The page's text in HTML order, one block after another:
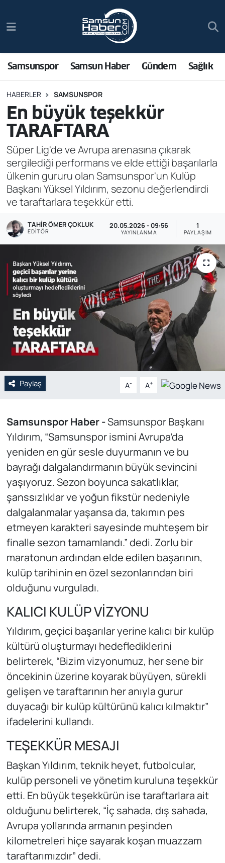
Samsunspor Samsun Haber Gündem Sağlık
HABERLER SAMSUNSPOR
En büyük teşekkür
TARAFTARA
Süper Lig'de ve Avrupa arenasına çıkarak
sergilediği performans ve elde ettiği başarılarla
ülkenin gururu olan Samsunspor'un Kulüp
Başkanı Yüksel Yıldırım, sezonu değerlendirdi
ve taraftarlara teşekkür etti.
TAHIR ÖMER ÇOKLUK
EDITÖR
20.05.2026 - 09:56
YAYINLANMA
1
PAYLAŞIM
Paylaş A- A+
Samsunspor Haber -Samsunspor Başkanı
Yıldırım, “Samsunspor ismini Avrupa’da
yeniden en gür sesle duyurmanın ve bu
bayrağı dalgalandırmanın büyük sevincini
yaşıyoruz. Sezon boyunca sakatlıklar,
şanssızlıklar ve yoğun fikstür nedeniyle
dalgalanmalar yaşansa da, takımın pes
etmeyen karakteri sayesinde muhteşem bir
finalle sezon tamamlandı.” dedi. Zorlu bir
maratonun ardından elde edilen başarının,
kulüp tarihinin en özel sezonlarından biri
olduğunu vurguladı.
KALICI KULÜP VİZYONU
Yıldırım, geçici başarılar yerine kalıcı bir kulüp
kültürü oluşturmayı hedeflediklerini
belirterek, “Bizim vizyonumuz, her sene bir
öncekinin üzerine koyarak büyüyen, sürekli
gelişen ve taraftarının her anıyla gurur
duyacağı bir kulüp kültürünü kalıcı kılmaktır”
ifadelerini kullandı.
TEŞEKKÜR MESAJI
Başkan Yıldırım, teknik heyet, futbolcular,
kulüp personeli ve yönetim kuruluna teşekkür
etti. En büyük teşekkürün ise taraftarlara ait
olduğunu belirterek, “İç sahada, dış sahada,
Avrupa yollarında armanın peşinden
kilometreleri hiçe sayarak koşan muazzam
taraftarımızdır” dedi.
Samsun Haber
Sağlık
Asayiş
Bilim ve Teknoloji
Bölge
Dünya
Ekonomi
Genel
Gündem
Özel Haber
POLİTİKA
Siyaset
Spor
Yerel
Trafik Durumu
Süper Lig Puan Durumu ve Fikstür
Tüm Manşetler
Son Dakika Haberleri
Haber Arşivi